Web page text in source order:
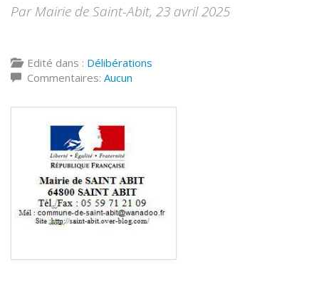
Par Mairie de Saint-Abit, 23 avril 2025
Edité dans : Délibérations
Commentaires: Aucun